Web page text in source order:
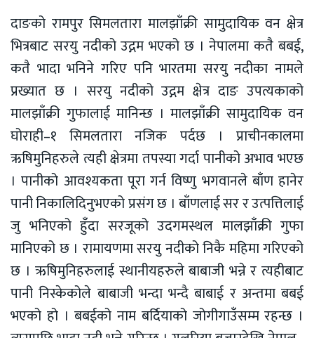
दाङको रामपुर सिमलतारा मालझाँक्री सामुदायिक वन क्षेत्र
भित्रबाट सरयु नदीको उद्गम भएको छ । नेपालमा कतै बबई,
कतै भादा भनिने गरिए पनि भारतमा सरयु नदीका नामले
प्रख्यात छ । सरयु नदीको उद्गम क्षेत्र दाङ उपत्यकाको
मालझाँक्री गुफालाई मानिन्छ । मालझाँक्री सामुदायिक वन
घोराही–१ सिमलतारा नजिक पर्दछ । प्राचीनकालमा
ऋषिमुनिहरुले त्यही क्षेत्रमा तपस्या गर्दा पानीको अभाव भएछ
। पानीको आवश्यकता पूरा गर्न विष्णु भगवानले बाँण हानेर
पानी निकालिदिनुभएको प्रसंग छ । बाँणलाई सर र उत्पत्तिलाई
जु भनिएको हुँदा सरजूको उदगमस्थल मालझाँक्री गुफा
मानिएको छ । रामायणमा सरयु नदीको निकै महिमा गरिएको
छ । ऋषिमुनिहरुलाई स्थानीयहरुले बाबाजी भन्ने र त्यहीबाट
पानी निस्केकोले बाबाजी भन्दा भन्दै बाबाई र अन्तमा बबई
भएको हो । बबईको नाम बर्दियाको जोगीगाउँसम्म रहन्छ ।